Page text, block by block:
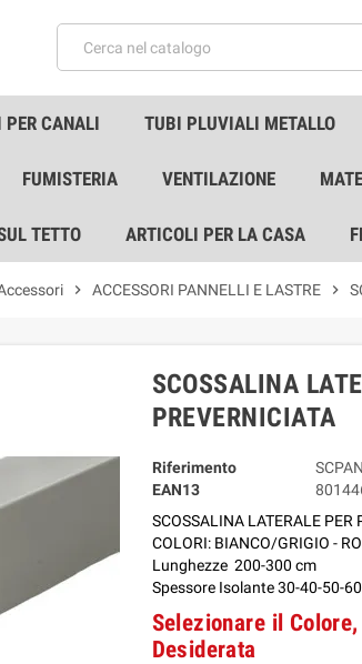
PER CANALI TUBI PLUVIALI METALLO
FUMISTERIA VENTILAZIONE
TETTO ARTICOLI PER LA CASA
chevron_right ACCESSORI PANNELLI E LASTRE chevron_right
SCOSSALINA
PREVERNICIATA
Riferimento
EAN13
SCOSSALINA LATERALE
COLORI: BIANCO/GRIGIO -
Lunghezze 200-300 cm
Spessore Isolante 30-40-50-
Selezionare il
Desiderata